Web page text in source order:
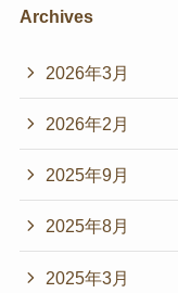
Archives
2026年3月
2026年2月
2025年9月
2025年8月
2025年3月